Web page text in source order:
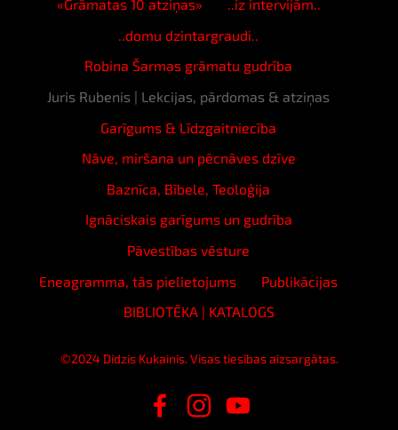
«Grāmatas 10 atziņas»
..iz intervijām..
..domu dzintargraudi..
Robina Šarmas grāmatu gudrība
Juris Rubenis | Lekcijas, pārdomas & atziņas
Garīgums & Līdzgaitniecība
Nāve, miršana un pēcnāves dzīve
Baznīca, Bībele, Teoloģija
Ignāciskais garīgums un gudrība
Pāvestības vēsture
Eneagramma, tās pielietojums
Publikācijas
BIBLIOTĒKA | KATALOGS
©2024 Didzis Kukainis. Visas tiesības aizsargātas.